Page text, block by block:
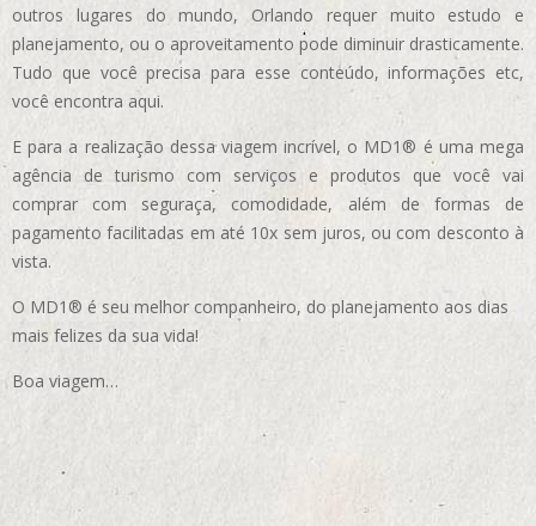
outros lugares do mundo, Orlando requer muito estudo e
planejamento, ou o aproveitamento pode diminuir drasticamente.
Tudo que você precisa para esse conteúdo, informações etc,
você encontra aqui.
E para a realização dessa viagem incrível, o MD1® é uma mega
agência de turismo com serviços e produtos que você vai
comprar com seguraça, comodidade, além de formas de
pagamento facilitadas em até 10x sem juros, ou com desconto à
vista.
O MD1® é seu melhor companheiro, do planejamento aos dias
mais felizes da sua vida!
Boa viagem…